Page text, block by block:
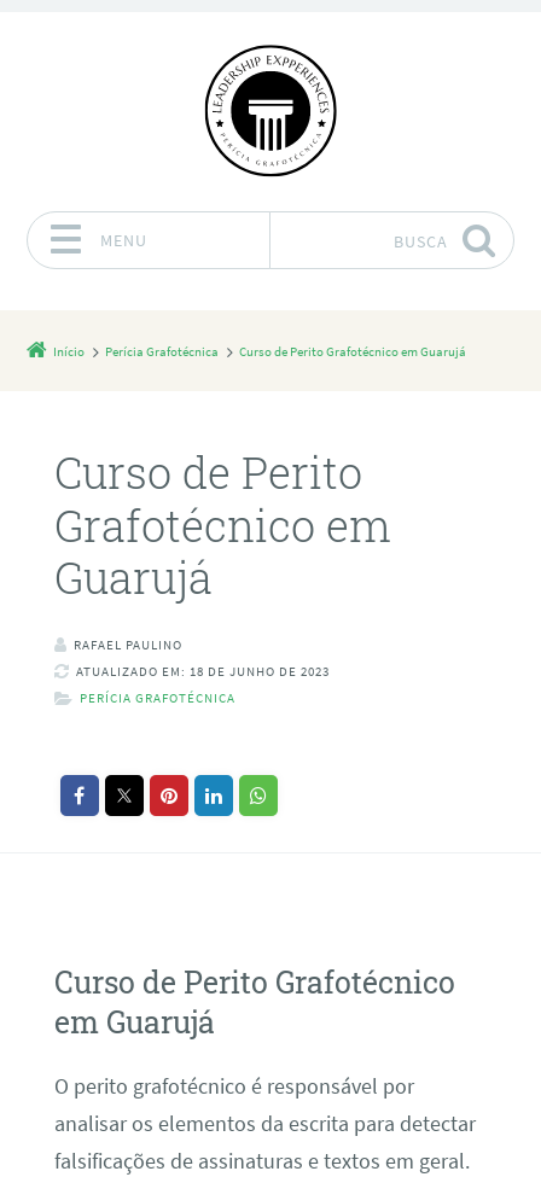
MENU BUSCA
Início Perícia Grafotécnica Curso de Perito Grafotécnico em Guarujá
Curso de Perito
Grafotécnico em
Guarujá
RAFAEL PAULINO
ATUALIZADO EM: 18 DE JUNHO DE 2023
PERÍCIA GRAFOTÉCNICA
Curso de Perito Grafotécnico
em Guarujá
O perito grafotécnico é responsável por
analisar os elementos da escrita para detectar
falsificações de assinaturas e textos em geral.